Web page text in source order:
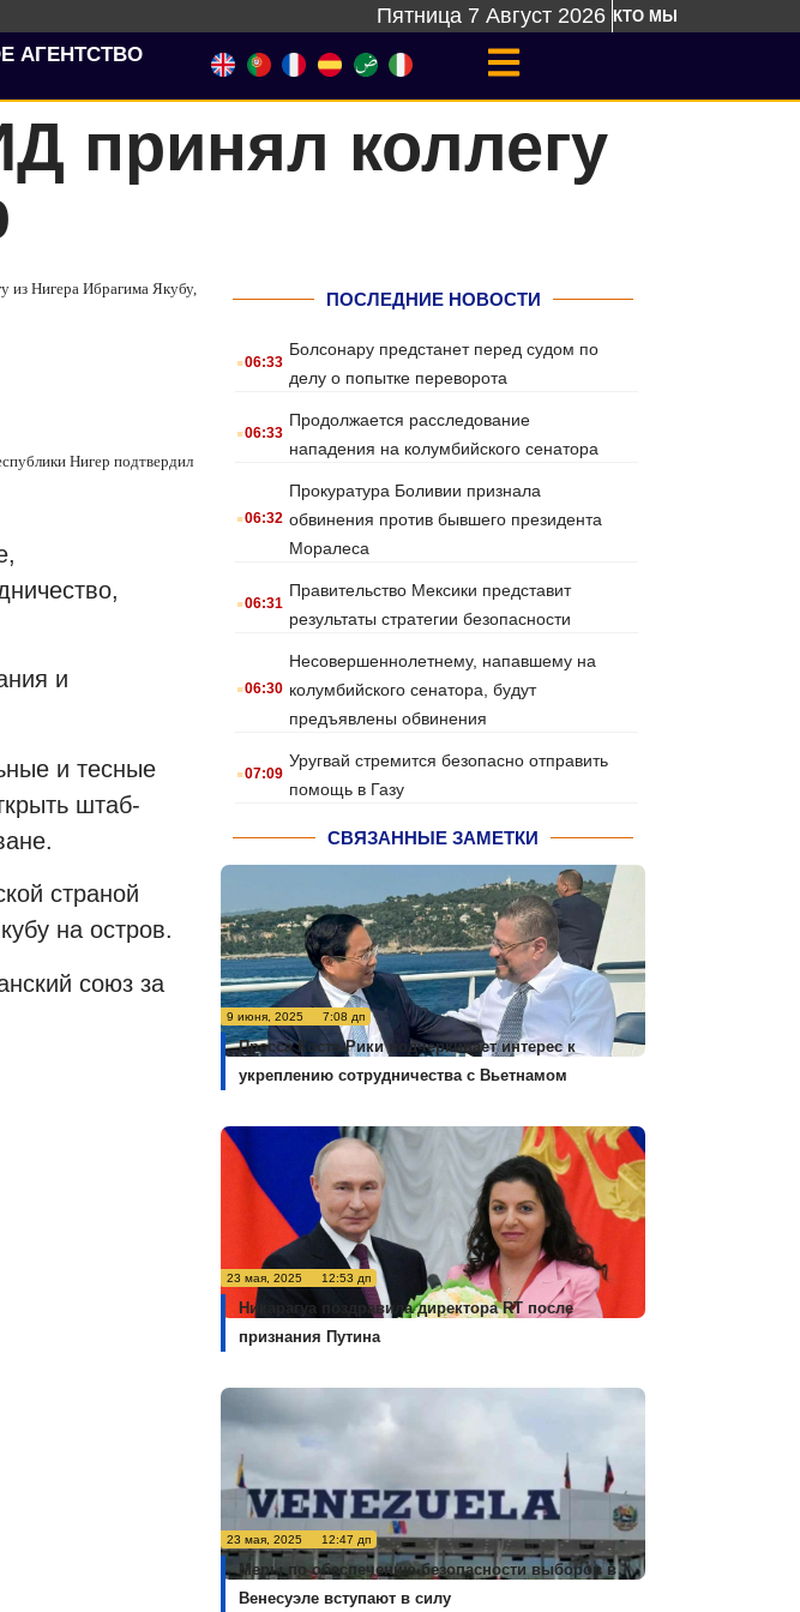
Пятница 7 Август 2026 КТО МЫ
АГЕНТСТВО
принял коллегу
из Нигера Ибрагима Якубу,
Нигер подтвердил
и
и тесные
штаб-
страной
на остров.
союз за
ПОСЛЕДНИЕ НОВОСТИ
.06:33
Болсонару предстанет перед судом по
делу о попытке переворота
.06:33
Продолжается расследование
нападения на колумбийского сенатора
.06:32
Прокуратура Боливии признала
обвинения против бывшего президента
Моралеса
.06:31
Правительство Мексики представит
результаты стратегии безопасности
.06:30
Несовершеннолетнему, напавшему на
колумбийского сенатора, будут
предъявлены обвинения
.07:09
Уругвай стремится безопасно отправить
помощь в Газу
СВЯЗАННЫЕ ЗАМЕТКИ
9 июня, 2025 7:08 дп
Пресса Коста-Рики подчеркивает интерес к
укреплению сотрудничества с Вьетнамом
23 мая, 2025 12:53 дп
Никарагуа поздравила директора RT после
признания Путина
23 мая, 2025 12:47 дп
Меры по обеспечению безопасности выборов в
Венесуэле вступают в силу